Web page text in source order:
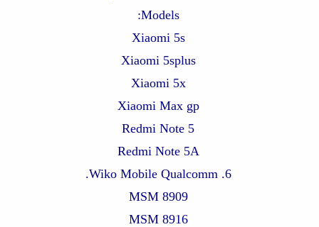
Models:
Xiaomi 5s
Xiaomi 5splus
Xiaomi 5x
Xiaomi Max gp
Redmi Note 5
Redmi Note 5A
6. Wiko Mobile Qualcomm.
MSM 8909
MSM 8916